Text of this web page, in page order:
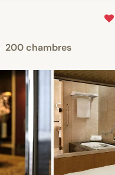
200 chambres